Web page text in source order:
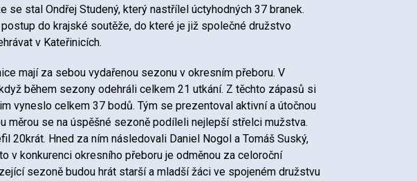
stal Ondřej Studený, který nastřílel úctyhodných 37 branek.
do krajské soutěže, do které je již společné družstvo
v Kateřinicích.
mají za sebou vydařenou sezonu v okresním přeboru. V
během sezony odehráli celkem 21 utkání. Z těchto zápasů si
vyneslo celkem 37 bodů. Tým se prezentoval aktivní a útočnou
měrou se na úspěšné sezoně podíleli nejlepší střelci mužstva.
20krát. Hned za ním následovali Daniel Nogol a Tomáš Suský,
v konkurenci okresního přeboru je odměnou za celoroční
sezoně budou hrát starší a mladší žáci ve spojeném družstvu